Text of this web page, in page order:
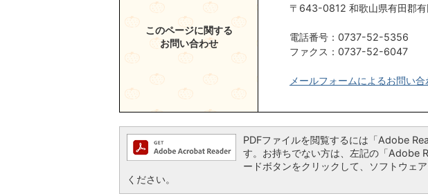
このページに関する
お問い合わせ
〒643-0812 和歌山県有田郡有
電話番号：0737-52-5356
ファクス：0737-52-6047
メールフォームによるお問い合
PDFファイルを閲覧するには「Adobe
す。お持ちでない方は、左記の「Adobe
ードボタンをクリックして、ソフトウェ
ください。